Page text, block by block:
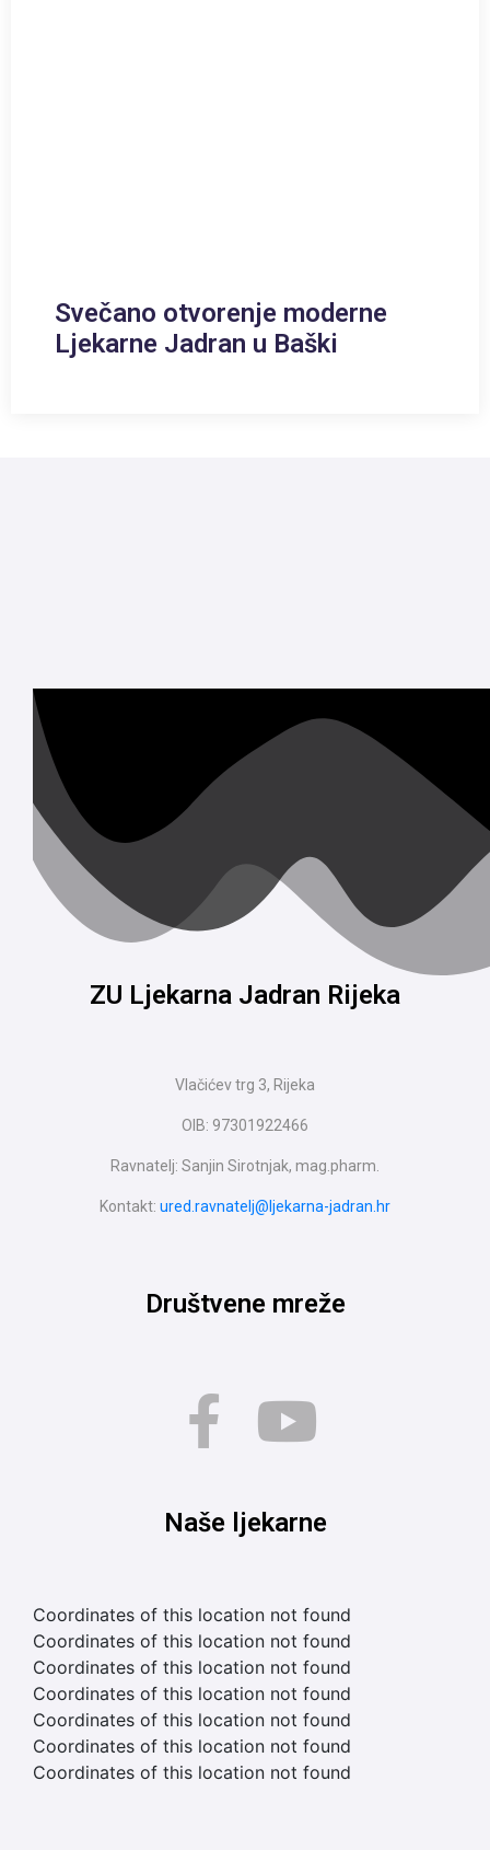
Svečano otvorenje moderne
Ljekarne Jadran u Baški
ZU Ljekarna Jadran Rijeka
Vlačićev trg 3, Rijeka
OIB: 97301922466
Ravnatelj: Sanjin Sirotnjak, mag.pharm.
Kontakt: ured.ravnatelj@ljekarna-jadran.hr
Društvene mreže
Naše ljekarne
Coordinates of this location not found
Coordinates of this location not found
Coordinates of this location not found
Coordinates of this location not found
Coordinates of this location not found
Coordinates of this location not found
Coordinates of this location not found